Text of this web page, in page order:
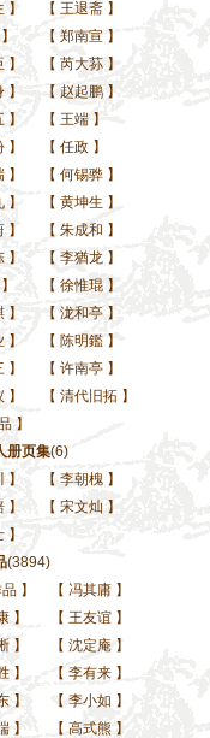
】 【 王退斋 】
】 【 郑南宣 】
】 【 芮大荪 】
】 【 赵起鹏 】
】 【 王端 】
】 【 任政 】
】 【 何锡骅 】
】 【 黄坤生 】
】 【 朱成和 】
】 【 李猶龙 】
】 【 徐惟琨 】
】 【 泷和亭 】
】 【 陈明鑑 】
】 【 许南亭 】
】 【 清代旧拓 】
】
册页集(6)
】 【 李朝槐 】
】 【 宋文灿 】
】
(3894)
】 【 冯其庸 】
】 【 王友谊 】
】 【 沈定庵 】
】 【 李有来 】
】 【 李小如 】
】 【 高式熊 】